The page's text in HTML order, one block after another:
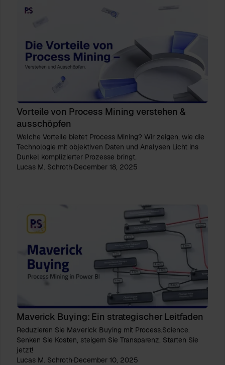
Vorteile von Process Mining verstehen &
ausschöpfen
Welche Vorteile bietet Process Mining? Wir zeigen, wie die
Technologie mit objektiven Daten und Analysen Licht ins
Dunkel komplizierter Prozesse bringt.
Lucas M. Schroth·December 18, 2025
Maverick Buying: Ein strategischer Leitfaden
Reduzieren Sie Maverick Buying mit Process.Science.
Senken Sie Kosten, steigern Sie Transparenz. Starten Sie
jetzt!
Lucas M. Schroth·December 10, 2025